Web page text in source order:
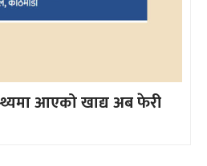
आएको खाद्य अब फेरी